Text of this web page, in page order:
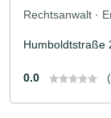
Rechtsanwalt ·
Humboldtstraße
0.0